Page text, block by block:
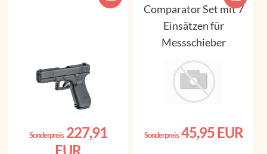
Sonderpreis227,91
EUR
Comparator Set mit 7
Einsätzen für
Messschieber
Sonderpreis45,95 EUR